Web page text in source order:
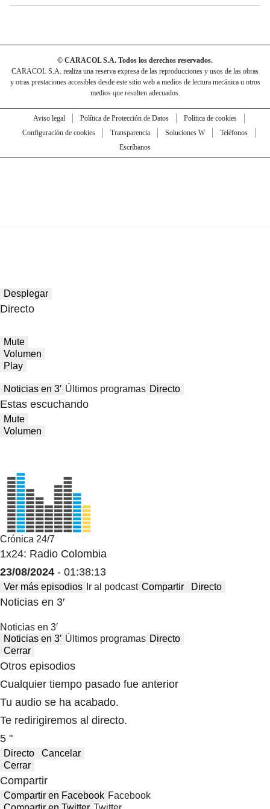
© CARACOL S.A. Todos los derechos reservados.
CARACOL S.A. realiza una reserva expresa de las reproducciones y usos de las obras
y otras prestaciones accesibles desde este sitio web a medios de lectura mecánica u otros
medios que resulten adecuados.
Aviso legal Política de Protección de Datos
Política de cookies
Configuración de cookies
Transparencia Soluciones W
Teléfonos
Escríbanos
Desplegar
Directo
Mute
Volumen
Play
Noticias en 3′ Últimos programas Directo
Estas escuchando
Mute
Volumen
Crónica 24/7
1x24: Radio Colombia
23/08/2024 - 01:38:13
Ver más episodios Ir al podcast Compartir Directo
Noticias en 3′
Noticias en 3′
Noticias en 3′ Últimos programas Directo
Cerrar
Otros episodios
Cualquier tiempo pasado fue anterior
Tu audio se ha acabado.
Te redirigiremos al directo.
5 "
Directo
Cancelar
Cerrar
Compartir
Compartir en Facebook Facebook